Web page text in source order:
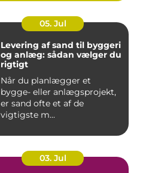
05. Jul
Levering af sand til byggeri
og anlæg: sådan vælger du
rigtigt
Når du planlægger et
bygge- eller anlægsprojekt,
er sand ofte et af de
vigtigste m...
03. Jul